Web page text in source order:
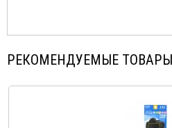
РЕКОМЕНДУЕМЫЕ ТОВАРЫ